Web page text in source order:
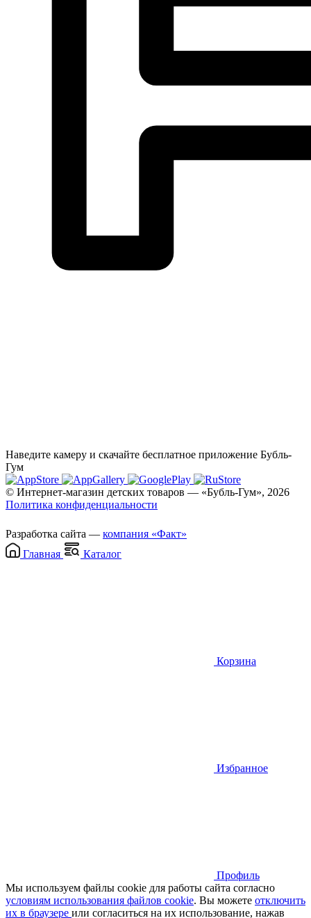
Наведите камеру и скачайте бесплатное приложение Бубль-
Гум
© Интернет-магазин детских товаров — «Бубль-Гум», 2026
Политика конфиденциальности
Разработка сайта — компания «Факт»
Главная
Каталог
Корзина
Избранное
Профиль
Мы используем файлы cookie для работы сайта согласно
условиям использования файлов cookie. Вы можете отключить
их в браузере или cогласиться на их использование, нажав